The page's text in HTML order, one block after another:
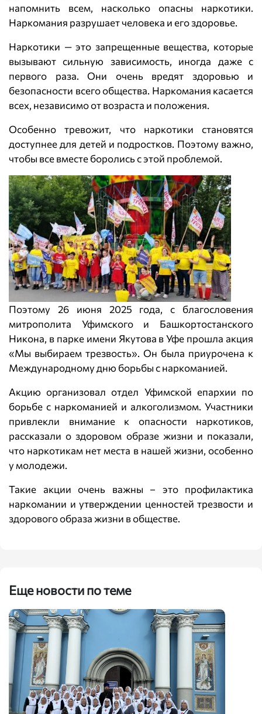
напомнить всем, насколько опасны наркотики.
Наркомания разрушает человека и его здоровье.
Наркотики — это запрещенные вещества, которые
вызывают сильную зависимость, иногда даже с
первого раза. Они очень вредят здоровью и
безопасности всего общества. Наркомания касается
всех, независимо от возраста и положения.
Особенно тревожит, что наркотики становятся
доступнее для детей и подростков. Поэтому важно,
чтобы все вместе боролись с этой проблемой.
Поэтому 26 июня 2025 года, с благословения
митрополита Уфимского и Башкортостанского
Никона, в парке имени Якутова в Уфе прошла акция
«Мы выбираем трезвость». Он была приурочена к
Международному дню борьбы с наркоманией.
Акцию организовал отдел Уфимской епархии по
борьбе с наркоманией и алкоголизмом. Участники
привлекли внимание к опасности наркотиков,
рассказали о здоровом образе жизни и показали,
что наркотикам нет места в нашей жизни, особенно
у молодежи.
Такие акции очень важны – это профилактика
наркомании и утверждении ценностей трезвости и
здорового образа жизни в обществе.
Еще новости по теме